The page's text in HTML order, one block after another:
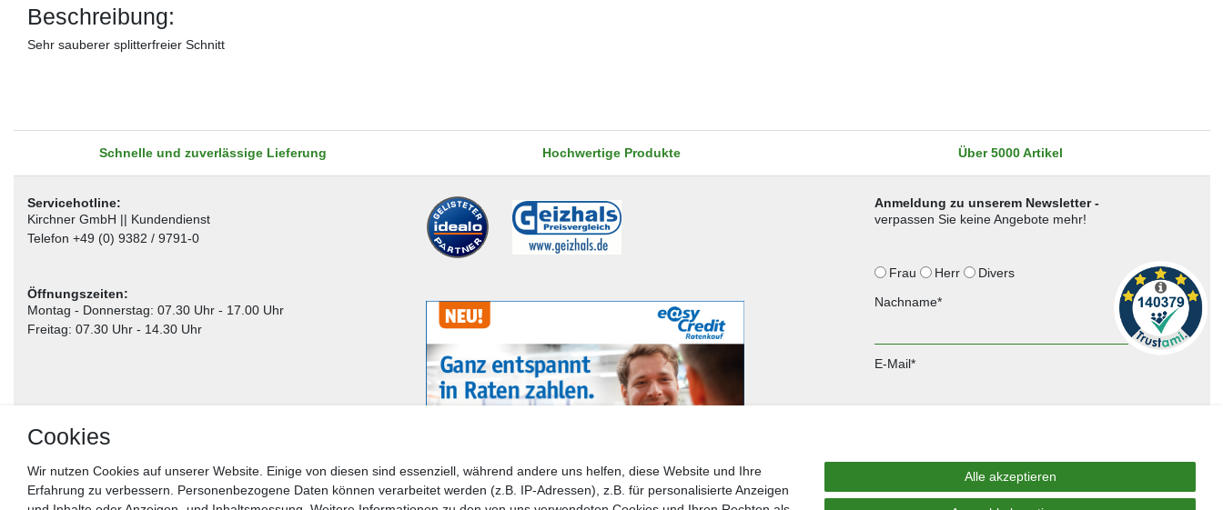
Beschreibung:
Sehr sauberer splitterfreier Schnitt
Schnelle und zuverlässige Lieferung Hochwertige Produkte Über 5000 Artikel
Servicehotline:
Kirchner GmbH || Kundendienst
Telefon +49 (0) 9382 / 9791-0
Öffnungszeiten:
Montag - Donnerstag: 07.30 Uhr - 17.00 Uhr
Freitag: 07.30 Uhr - 14.30 Uhr
Anmeldung zu unserem Newsletter -
verpassen Sie keine Angebote mehr!
Frau Herr
Divers
Nachname*
E-Mail*
Sie können den Newsletter jederzeit kostenlos abbestellen.
** gilt für Lieferungen innerhalb Deutschlands, Lieferzeiten für andere Länder entnehmen Sie bitte der Schaltfläche mit den Versandinformationen
Cookies
Wir nutzen Cookies auf unserer Website. Einige von diesen sind essenziell, während andere uns helfen, diese Website und Ihre
Erfahrung zu verbessern. Personenbezogene Daten können verarbeitet werden (z.B. IP-Adressen), z.B. für personalisierte Anzeigen
Alle akzeptieren